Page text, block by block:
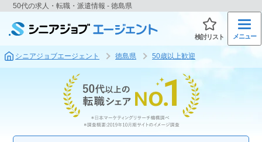
50代の求人・転職・派遣情報 - 徳島県
検討リスト メニュー
シニアジョブエージェント 徳島県 50歳以上歓迎